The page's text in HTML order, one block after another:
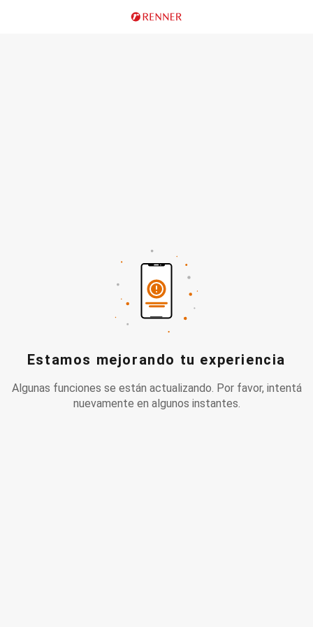
Estamos mejorando tu experiencia
Algunas funciones se están actualizando. Por favor, intentá
nuevamente en algunos instantes.